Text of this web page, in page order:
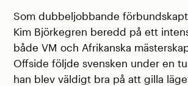
Som dubbeljobbande
Kim Björkegren beredd på ett
både VM och Afrikanska
Offside följde svensken under en
han blev väldigt bra på att gilla